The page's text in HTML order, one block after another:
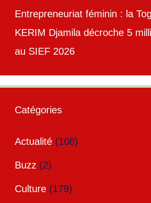
Entrepreneuriat féminin : la
KERIM Djamila décroche 5
au SIEF 2026
Catégories
Actualité (108)
Buzz (2)
Culture (179)